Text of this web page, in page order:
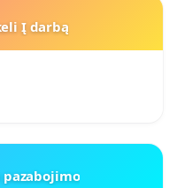
Į darbą